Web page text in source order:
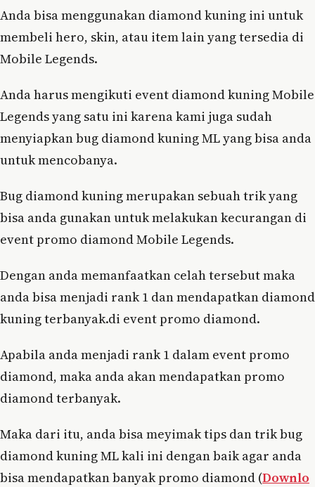
Anda bisa menggunakan diamond kuning ini untuk
membeli hero, skin, atau item lain yang tersedia di
Mobile Legends.
Anda harus mengikuti event diamond kuning Mobile
Legends yang satu ini karena kami juga sudah
menyiapkan bug diamond kuning ML yang bisa anda
untuk mencobanya.
Bug diamond kuning merupakan sebuah trik yang
bisa anda gunakan untuk melakukan kecurangan di
event promo diamond Mobile Legends.
Dengan anda memanfaatkan celah tersebut maka
anda bisa menjadi rank 1 dan mendapatkan diamond
kuning terbanyak.di event promo diamond.
Apabila anda menjadi rank 1 dalam event promo
diamond, maka anda akan mendapatkan promo
diamond terbanyak.
Maka dari itu, anda bisa meyimak tips dan trik bug
diamond kuning ML kali ini dengan baik agar anda
bisa mendapatkan banyak promo diamond (Downlo